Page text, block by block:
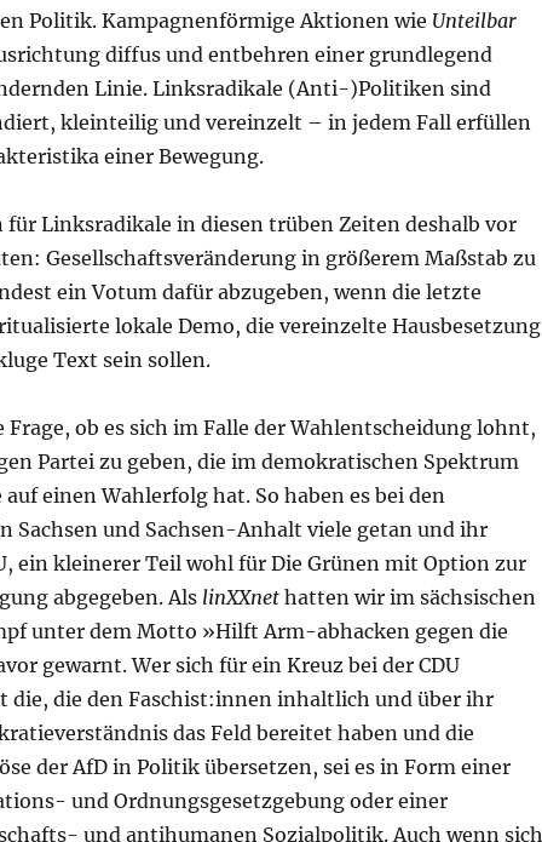
Politik. Kampagnenförmige Aktionen wie Unteilbar
diffus und entbehren einer grundlegend
Linie. Linksradikale (Anti-)Politiken sind
kleinteilig und vereinzelt – in jedem Fall erfüllen
einer Bewegung.
für Linksradikale in diesen trüben Zeiten deshalb vor
Gesellschaftsveränderung in größerem Maßstab zu
ein Votum dafür abzugeben, wenn die letzte
lokale Demo, die vereinzelte Hausbesetzung
Text sein sollen.
Frage, ob es sich im Falle der Wahlentscheidung lohnt,
Partei zu geben, die im demokratischen Spektrum
einen Wahlerfolg hat. So haben es bei den
Sachsen und Sachsen-Anhalt viele getan und ihr
ein kleinerer Teil wohl für Die Grünen mit Option zur
abgegeben. Als linXXnethatten wir im sächsischen
unter dem Motto »Hilft Arm-abhacken gegen die
gewarnt. Wer sich für ein Kreuz bei der CDU
die, die den Faschist:innen inhaltlich und über ihr
das Feld bereitet haben und die
der AfD in Politik übersetzen, sei es in Form einer
und Ordnungsgesetzgebung oder einer
und antihumanen Sozialpolitik. Auch wenn sich